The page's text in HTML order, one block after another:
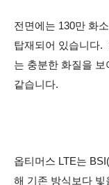
전면에는 130만 화
탑재되어 있습니다.
는 충분한 화질을
같습니다.
옵티머스 LTE는
해 기존 방식보다 빛